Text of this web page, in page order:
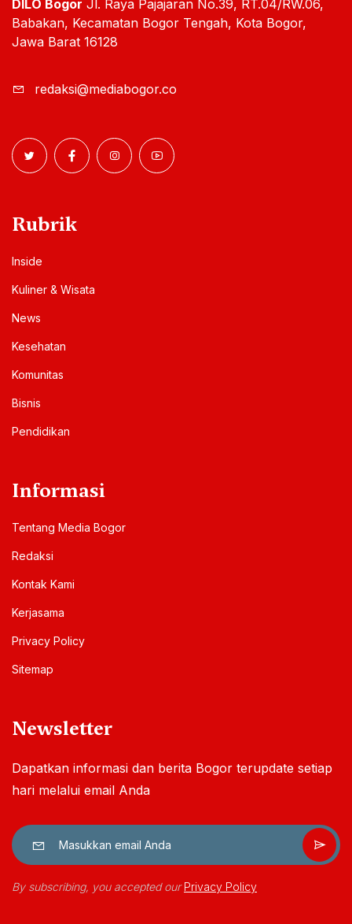
DILO Bogor Jl. Raya Pajajaran No.39, RT.04/RW.06,
Babakan, Kecamatan Bogor Tengah, Kota Bogor,
Jawa Barat 16128
redaksi@mediabogor.co
Rubrik
Inside
Kuliner & Wisata
News
Kesehatan
Komunitas
Bisnis
Pendidikan
Informasi
Tentang Media Bogor
Redaksi
Kontak Kami
Kerjasama
Privacy Policy
Sitemap
Newsletter
Dapatkan informasi dan berita Bogor terupdate setiap
hari melalui email Anda
By subscribing, you accepted ourPrivacy Policy